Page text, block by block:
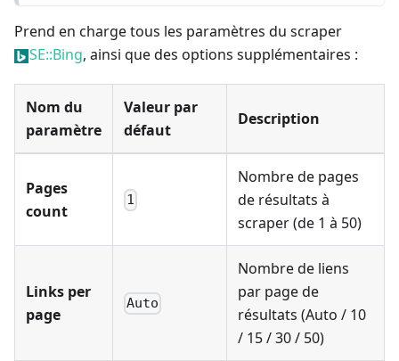
Prend en charge tous les paramètres du scraper
SE::Bing, ainsi que des options supplémentaires :
Nom du
paramètre
Valeur par
défaut
Description
Pages
count
1
Nombre de pages
de résultats à
scraper (de 1 à 50)
Links per
page
Auto
Nombre de liens
par page de
résultats (Auto / 10
/ 15 / 30 / 50)